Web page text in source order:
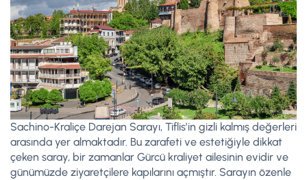
Sachino-Kraliçe Darejan Sarayı, Tiflis’in gizli kalmış değerleri
arasında yer almaktadır. Bu zarafeti ve estetiğiyle dikkat
çeken saray, bir zamanlar Gürcü kraliyet ailesinin evidir ve
günümüzde ziyaretçilere kapılarını açmıştır. Sarayın özenle